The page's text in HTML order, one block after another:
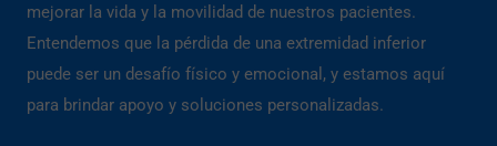
mejorar la vida y la movilidad de nuestros pacientes.
Entendemos que la pérdida de una extremidad inferior
puede ser un desafío físico y emocional, y estamos aquí
para brindar apoyo y soluciones personalizadas.